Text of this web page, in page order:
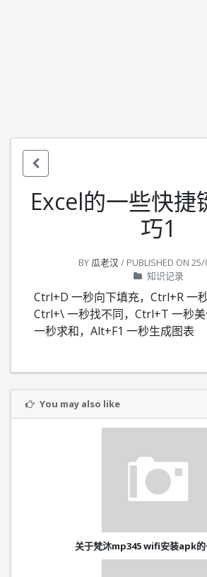
Excel的一些快捷
巧1
BY 瓜老汉 / PUBLISHED ON 25/
知识记录
Ctrl+D 一秒向下填充，Ctrl+R 一秒
Ctrl+\ 一秒找不同，Ctrl+T 一秒
一秒求和，Alt+F1 一秒生成图表
You may also like
关于梵沐mp345 wifi安装apk的